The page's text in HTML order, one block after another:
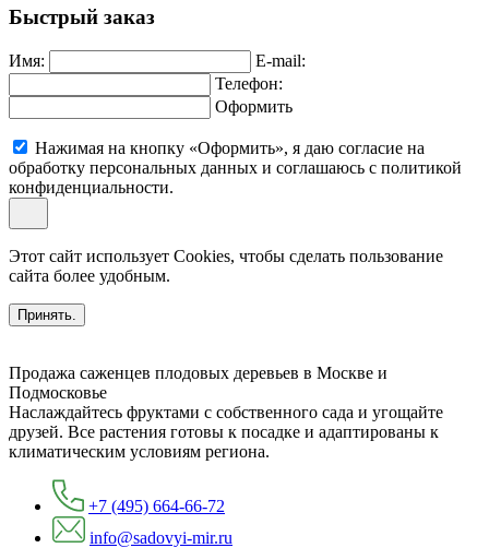
Быстрый заказ
Имя:
E-mail:
Телефон:
Оформить
Нажимая на кнопку «Оформить», я даю согласие на
обработку персональных данных и соглашаюсь c политикой
конфиденциальности.
Этот сайт использует Cookies, чтобы сделать пользование
сайта более удобным.
Принять.
Продажа саженцев плодовых деревьев в Москве и
Подмосковье
Наслаждайтесь фруктами с собственного сада и угощайте
друзей. Все растения готовы к посадке и адаптированы к
климатическим условиям региона.
+7 (495) 664-66-72
info@sadovyi-mir.ru